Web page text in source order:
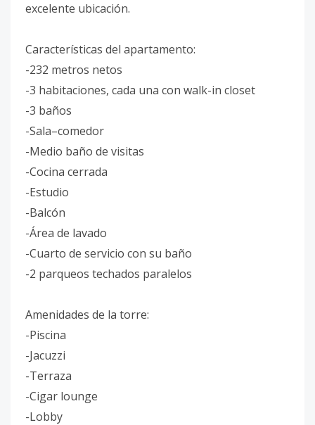
excelente ubicación.
Características del apartamento:
-232 metros netos
-3 habitaciones, cada una con walk-in closet
-3 baños
-Sala–comedor
-Medio baño de visitas
-Cocina cerrada
-Estudio
-Balcón
-Área de lavado
-Cuarto de servicio con su baño
-2 parqueos techados paralelos
Amenidades de la torre:
-Piscina
-Jacuzzi
-Terraza
-Cigar lounge
-Lobby